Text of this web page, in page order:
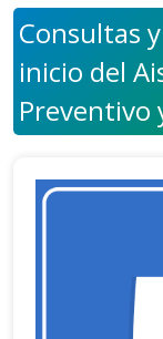
Consultas
inicio del
Preventivo